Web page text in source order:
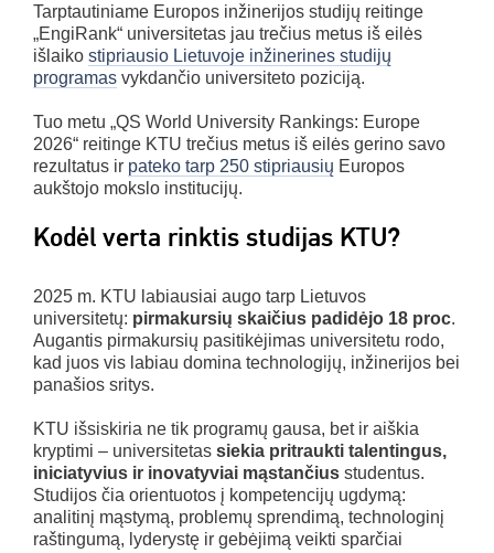
Tarptautiniame Europos inžinerijos studijų reitinge
„EngiRank“ universitetas jau trečius metus iš eilės
išlaiko stipriausio Lietuvoje inžinerines studijų
programas vykdančio universiteto poziciją.
Tuo metu „QS World University Rankings: Europe
2026“ reitinge KTU trečius metus iš eilės gerino savo
rezultatus ir pateko tarp 250 stipriausių Europos
aukštojo mokslo institucijų.
Kodėl verta rinktis studijas KTU?
2025 m. KTU labiausiai augo tarp Lietuvos
universitetų: pirmakursių skaičius padidėjo 18 proc.
Augantis pirmakursių pasitikėjimas universitetu rodo,
kad juos vis labiau domina technologijų, inžinerijos bei
panašios sritys.
KTU išsiskiria ne tik programų gausa, bet ir aiškia
kryptimi – universitetas siekia pritraukti talentingus,
iniciatyvius ir inovatyviai mąstančius studentus.
Studijos čia orientuotos į kompetencijų ugdymą:
analitinį mąstymą, problemų sprendimą, technologinį
raštingumą, lyderystę ir gebėjimą veikti sparčiai